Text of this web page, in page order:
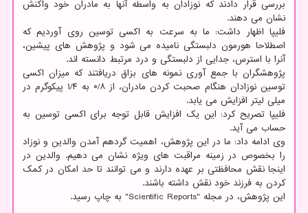
بررسی قرار دادند که نوزادان به واسطه آنها به مادران خود واکنش
نشان می دهند.
فلیپا اظهار داشت: ما به سرعت به اکسی توسین روی آوردیم که
اصطلاحا هورمون دلبستگی نامیده می شود و پژوهش های پیشین،
آنرا با استرس، جدایی از دلبستگی و درد مرتبط دانسته اند.
پژوهشگران با جمع آوری نمونه های بزاق دریافتند که میزان اکسی
توسین نوزادان هنگام صحبت کردن مادران، از ۰/۸ به ۱/۴ پیکوگرم در
میلی لیتر افزایش می یابد.
فلیپا تصریح کرد: این یک افزایش قابل توجه برای اکسی توسین به
حساب می آید.
وی ادامه داد: ما در این پژوهش، اهمیت گردهم آمدن والدین و نوزاد
را بخصوص در زمینه مراقبت های ویژه نشان می دهیم. والدین در
اینجا نقش محافظتی بر عهده دارند و می توانند تا حد امکان در کمک
کردن به فرزند خود نقش داشته باشند.
این پژوهش، در مجله "Scientific Reports" به چاپ رسید.